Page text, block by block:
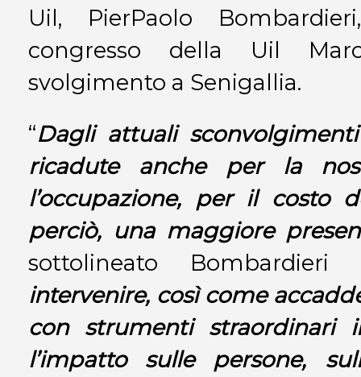
Uil, PierPaolo
congresso della Uil
svolgimento a Senigallia.
“Dagli attuali
ricadute anche per la
l’occupazione, per il costo
perciò, una maggiore
sottolineato
intervenire, così come
con strumenti straordinari
l’impatto sulle persone,